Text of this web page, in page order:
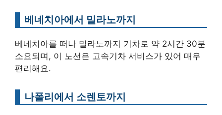
베네치아에서 밀라노까지
베네치아를 떠나 밀라노까지 기차로 약 2시간 30분
소요되며, 이 노선은 고속기차 서비스가 있어 매우
편리해요.
나폴리에서 소렌토까지